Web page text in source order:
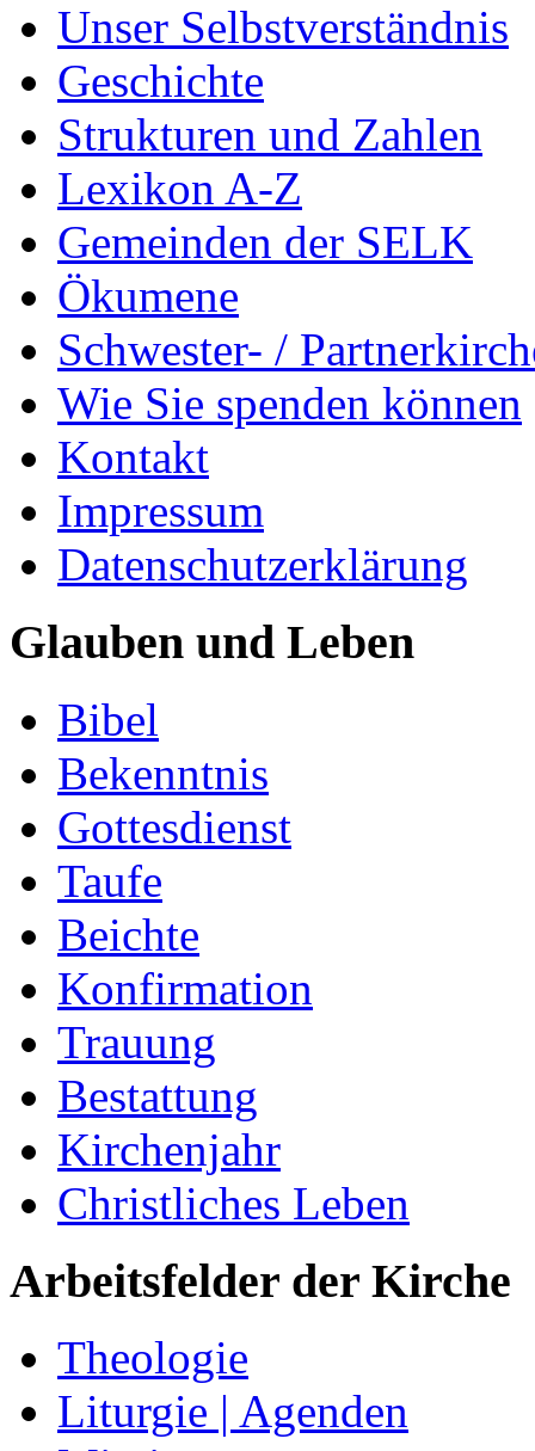
Unser Selbstverständnis
Geschichte
Strukturen und Zahlen
Lexikon A-Z
Gemeinden der SELK
Ökumene
Schwester- /
Wie Sie spenden können
Kontakt
Impressum
Datenschutzerklärung
Glauben und Leben
Bibel
Bekenntnis
Gottesdienst
Taufe
Beichte
Konfirmation
Trauung
Bestattung
Kirchenjahr
Christliches Leben
Arbeitsfelder der Kirche
Theologie
Liturgie | Agenden